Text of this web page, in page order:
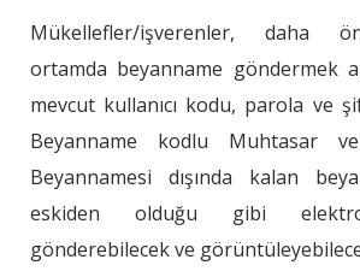
Mükellefler/işverenler, daha
ortamda beyanname göndermek
mevcut kullanıcı kodu, parola ve
Beyanname kodlu Muhtasar
Beyannamesi dışında kalan
eskiden olduğu gibi
gönderebilecek ve